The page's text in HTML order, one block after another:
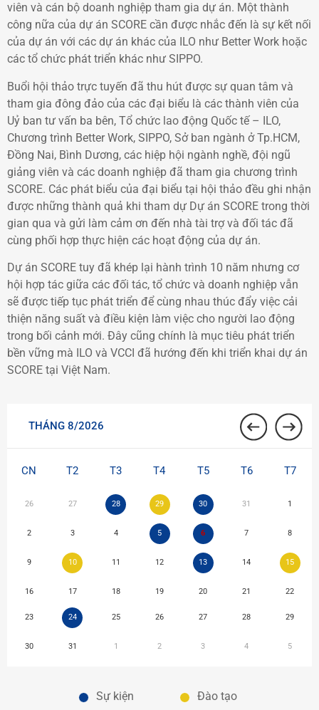
viên và cán bộ doanh nghiệp tham gia dự án. Một thành
công nữa của dự án SCORE cần được nhắc đến là sự kết nối
của dự án với các dự án khác của ILO như Better Work hoặc
các tổ chức phát triển khác như SIPPO.
Buổi hội thảo trực tuyến đã thu hút được sự quan tâm và
tham gia đông đảo của các đại biểu là các thành viên của
Uỷ ban tư vấn ba bên, Tổ chức lao động Quốc tế – ILO,
Chương trình Better Work, SIPPO, Sở ban ngành ở Tp.HCM,
Đồng Nai, Bình Dương, các hiệp hội ngành nghề, đội ngũ
giảng viên và các doanh nghiệp đã tham gia chương trình
SCORE. Các phát biểu của đại biểu tại hội thảo đều ghi nhận
được những thành quả khi tham dự Dự án SCORE trong thời
gian qua và gửi làm cảm ơn đến nhà tài trợ và đối tác đã
cùng phối hợp thực hiện các hoạt động của dự án.
Dự án SCORE tuy đã khép lại hành trình 10 năm nhưng cơ
hội hợp tác giữa các đối tác, tổ chức và doanh nghiệp vẫn
sẽ được tiếp tục phát triển để cùng nhau thúc đẩy việc cải
thiện năng suất và điều kiện làm việc cho người lao động
trong bối cảnh mới. Đây cũng chính là mục tiêu phát triển
bền vững mà ILO và VCCI đã hướng đến khi triển khai dự án
SCORE tại Việt Nam.
THÁNG 8/2026
CN T2 T3 T4 T5 T6 T7
26 27 28 29 30 31 1
2 3 4 5 6 7 8
9 10 11 12 13 14 15
16 17 18 19 20 21 22
23 24 25 26 27 28 29
30 31 1 2 3 4 5
Sự kiện Đào tạo